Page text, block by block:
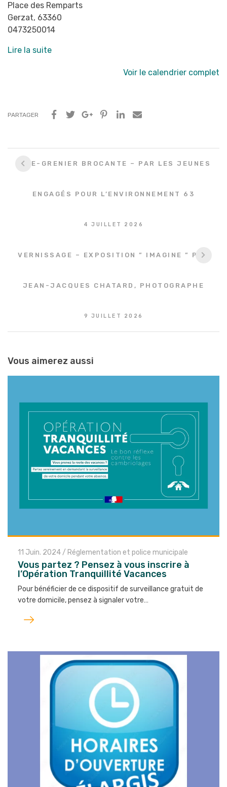
Place des Remparts
Gerzat, 63360
0473250014
Lire la suite
Voir le calendrier complet
PARTAGER
Navigation
entre
VIDE-GRENIER BROCANTE – PAR LES JEUNES
ENGAGÉS POUR L’ENVIRONNEMENT 63
4 JUILLET 2026
VERNISSAGE – EXPOSITION ” IMAGINE ” PAR
JEAN-JACQUES CHATARD, PHOTOGRAPHE
9 JUILLET 2026
Vous aimerez aussi
11 Juin. 2024 / Réglementation et police municipale
Vous partez ? Pensez à vous inscrire à
l’Opération Tranquillité Vacances
Pour bénéficier de ce dispositif de surveillance gratuit de
votre domicile, pensez à signaler votre…
Lire
l'article